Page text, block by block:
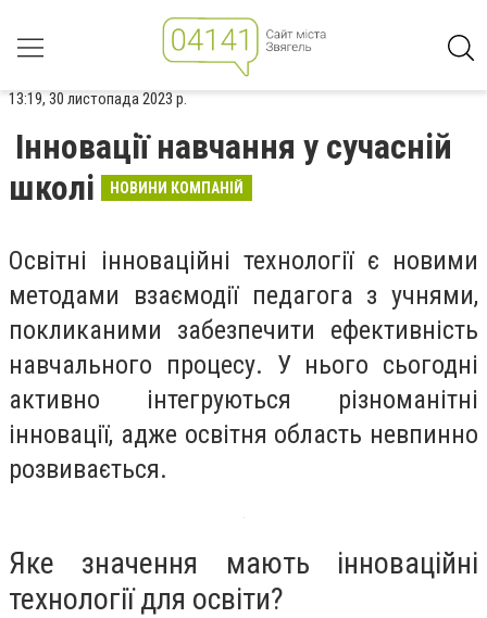
13:19, 30 листопада 2023 р.
Інновації навчання у сучасній
школі
НОВИНИ КОМПАНІЙ
Освітні інноваційні технології є новими
методами взаємодії педагога з учнями,
покликаними забезпечити ефективність
навчального процесу. У нього сьогодні
активно інтегруються різноманітні
інновації, адже освітня область невпинно
розвивається.
Яке значення мають інноваційні
технології для освіти?